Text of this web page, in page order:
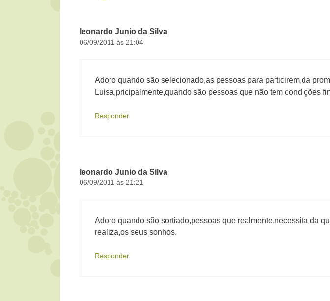
leonardo Junio da Silva
06/09/2011 às 21:04
Adoro quando são selecionado,as pessoas para particirem,da
Luisa,pricipalmente,quando são pessoas que não tem condições
Responder
leonardo Junio da Silva
06/09/2011 às 21:21
Adoro quando são sortiado,pessoas que realmente,necessita da
realiza,os seus sonhos.
Responder